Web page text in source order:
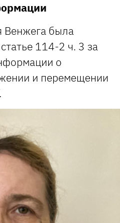
Венжега была
114-2 ч. 3 за
о
и перемещении